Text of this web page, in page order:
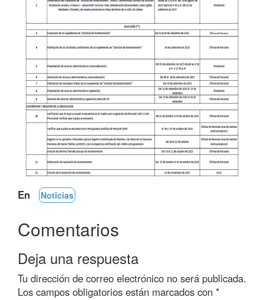
En Noticias
Comentarios
Deja una respuesta
Tu dirección de correo electrónico no será publicada.
Los campos obligatorios están marcados con *